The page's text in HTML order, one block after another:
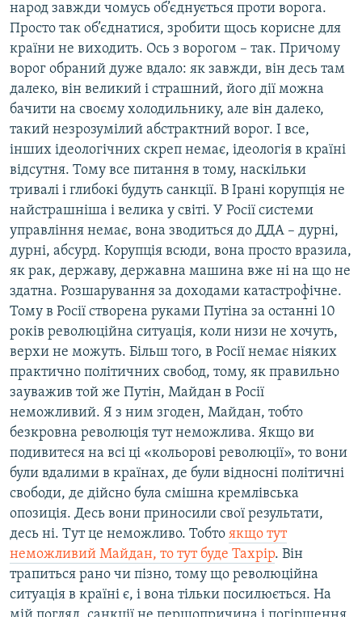
народ завжди чомусь об’єднується проти ворога.
Просто так об’єднатися, зробити щось корисне для
країни не виходить. Ось з ворогом – так. Причому
ворог обраний дуже вдало: як завжди, він десь там
далеко, він великий і страшний, його дії можна
бачити на своєму холодильнику, але він далеко,
такий незрозумілий абстрактний ворог. І все,
інших ідеологічних скреп немає, ідеологія в країні
відсутня. Тому все питання в тому, наскільки
тривалі і глибокі будуть санкції. В Ірані корупція не
найстрашніша і велика у світі. У Росії системи
управління немає, вона зводиться до ДДА – дурні,
дурні, абсурд. Корупція всюди, вона просто вразила,
як рак, державу, державна машина вже ні на що не
здатна. Розшарування за доходами катастрофічне.
Тому в Росії створена руками Путіна за останні 10
років революційна ситуація, коли низи не хочуть,
верхи не можуть. Більш того, в Росії немає ніяких
практично політичних свобод, тому, як правильно
зауважив той же Путін, Майдан в Росії
неможливий. Я з ним згоден, Майдан, тобто
безкровна революція тут неможлива. Якщо ви
подивитеся на всі ці «кольорові революції», то вони
були вдалими в країнах, де були відносні політичні
свободи, де дійсно була смішна кремлівська
опозиція. Десь вони приносили свої результати,
десь ні. Тут це неможливо. Тобто якщо тут
неможливий Майдан, то тут буде Тахрір. Він
трапиться рано чи пізно, тому що революційна
ситуація в країні є, і вона тільки посилюється. На